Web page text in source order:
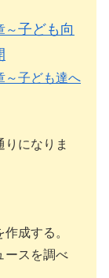
～子ども向
～子ども達へ
になりま
成する。
ースを調べ